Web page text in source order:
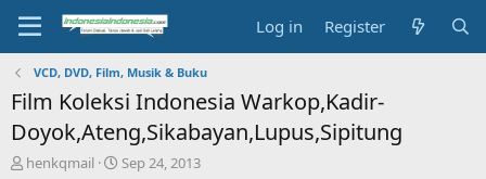
Log in Register
VCD, DVD, Film, Musik & Buku
Film Koleksi Indonesia Warkop,Kadir-
Doyok,Ateng,Sikabayan,Lupus,Sipitung
T
henkqmail
S
Sep 24, 2013